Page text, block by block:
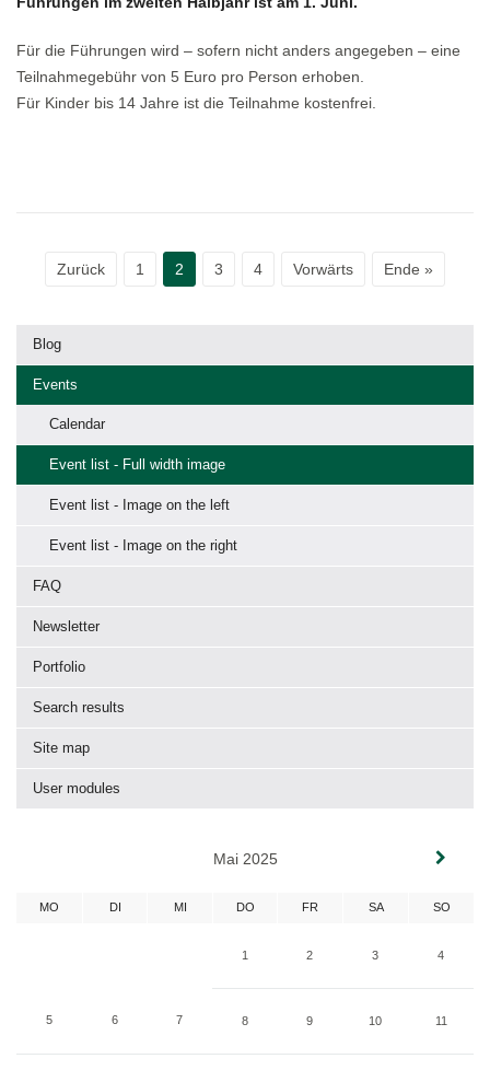
Für die Führungen wird – sofern nicht anders angegeben – eine
Teilnahmegebühr von 5 Euro pro Person erhoben.
Für Kinder bis 14 Jahre ist die Teilnahme kostenfrei.
Zurück 1 2 3 4 Vorwärts Ende »
Blog
Events
Calendar
Event list - Full width image
Event list - Image on the left
Event list - Image on the right
FAQ
Newsletter
Portfolio
Search results
Site map
User modules
Mai 2025
MO DI MI DO FR SA SO
1 2 3 4
5 6 7 8 9 10 11